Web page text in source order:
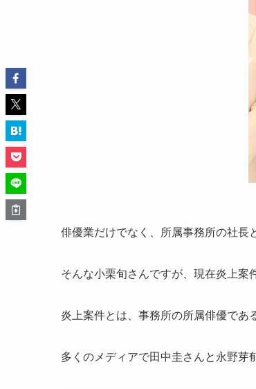
俳優業だけでなく、所属事務所の社長
そんな小栗旬さんですが、現在炎上案
炎上案件とは、事務所の所属俳優であ
多くのメディアで田中圭さんと永野芽